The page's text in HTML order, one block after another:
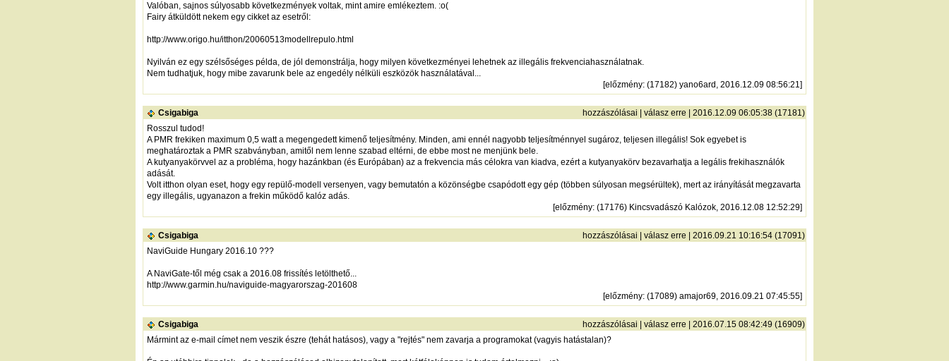
Valóban, sajnos súlyosabb következmények voltak, mint amire emlékeztem. :o(
Fairy átküldött nekem egy cikket az esetről:
http://www.origo.hu/itthon/20060513modellrepulo.html
Nyilván ez egy szélsőséges példa, de jól demonstrálja, hogy milyen következményei lehetnek az illegális frekvenciahasználatnak.
Nem tudhatjuk, hogy mibe zavarunk bele az engedély nélküli eszközök használatával...
[előzmény: (17182) yano6ard, 2016.12.09 08:56:21]
Csigabiga hozzászólásai válasz erre | 2016.12.09 06:05:38 (17181)
Rosszul tudod!
A PMR frekiken maximum 0,5 watt a megengedett kimenő teljesítmény. Minden, ami ennél nagyobb teljesítménnyel sugároz, teljesen illegális! Sok egyebet is
meghatároztak a PMR szabványban, amitől nem lenne szabad eltérni, de ebbe most ne menjünk bele.
A kutyanyakörvvel az a probléma, hogy hazánkban (és Európában) az a frekvencia más célokra van kiadva, ezért a kutyanyakörv bezavarhatja a legális frekihasználók
adását.
Volt itthon olyan eset, hogy egy repülő-modell versenyen, vagy bemutatón a közönségbe csapódott egy gép (többen súlyosan megsérültek), mert az irányítását megzavarta
egy illegális, ugyanazon a frekin működő kalóz adás.
[előzmény: (17176) Kincsvadászó Kalózok, 2016.12.08 12:52:29]
Csigabiga hozzászólásai válasz erre | 2016.09.21 10:16:54 (17091)
NaviGuide Hungary 2016.10 ???
A NaviGate-től még csak a 2016.08 frissítés letölthető...
http://www.garmin.hu/naviguide-magyarorszag-201608
[előzmény: (17089) amajor69, 2016.09.21 07:45:55]
Csigabiga hozzászólásai válasz erre | 2016.07.15 08:42:49 (16909)
Mármint az e-mail címet nem veszik észre (tehát hatásos), vagy a "rejtés" nem zavarja a programokat (vagyis hatástalan)?